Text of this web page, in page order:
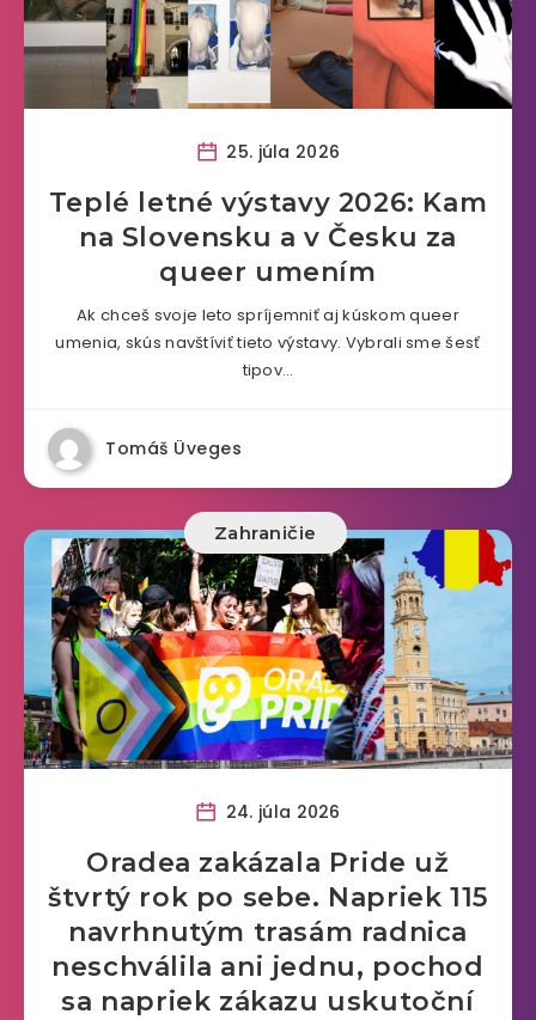
25. júla 2026
Teplé letné výstavy 2026: Kam
na Slovensku a v Česku za
queer umením
Ak chceš svoje leto spríjemniť aj kúskom queer
umenia, skús navštíviť tieto výstavy. Vybrali sme šesť
tipov…
Tomáš Üveges
Zahraničie
24. júla 2026
Oradea zakázala Pride už
štvrtý rok po sebe. Napriek 115
navrhnutým trasám radnica
neschválila ani jednu, pochod
sa napriek zákazu uskutoční